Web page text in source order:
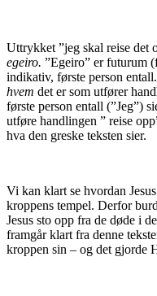
Uttrykket ”jeg skal reise det
egeiro. ”Egeiro” er futurum
indikativ, første person entall.
hvem det er som utfører
første person entall (”Jeg”)
utføre handlingen ” reise
hva den greske teksten sier.
Vi kan klart se hvordan
kroppens tempel. Derfor
Jesus sto opp fra de døde i
framgår klart fra denne
kroppen sin – og det gjorde